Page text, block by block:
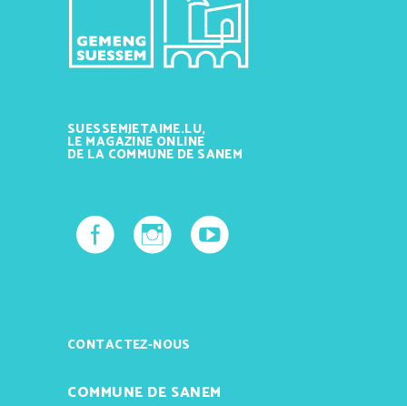
SUESSEMJETAIME.LU,
LE MAGAZINE ONLINE
DE LA COMMUNE DE SANEM
CONTACTEZ-NOUS
COMMUNE DE SANEM